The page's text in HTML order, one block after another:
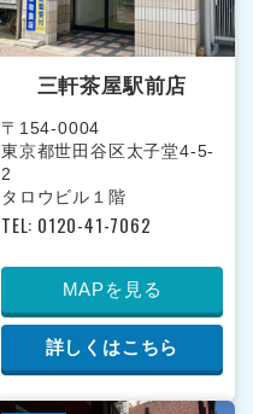
三軒茶屋駅前店
〒154-0004
東京都世田谷区太子堂4-5-
2
タロウビル１階
TEL: 0120-41-7062
MAPを見る
詳しくはこちら